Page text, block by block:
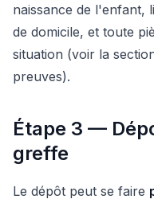
naissance de l'enfant,
de domicile, et toute
situation (voir la
preuves).
Étape 3 —
greffe
Le dépôt peut se faire